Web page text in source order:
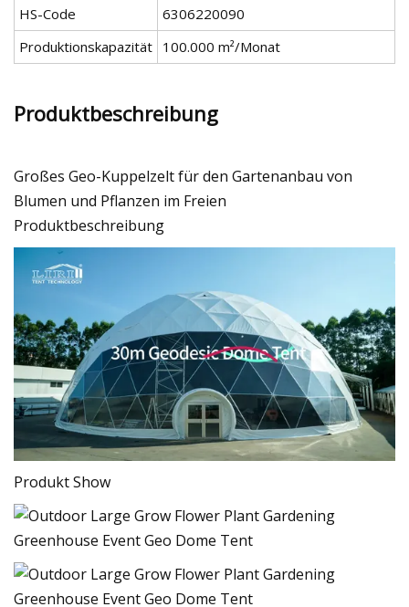
HS-Code
6306220090
Produktionskapazität 100.000 m²/Monat
Produktbeschreibung
Großes Geo-Kuppelzelt für den Gartenanbau von
Blumen und Pflanzen im Freien
Produktbeschreibung
Produkt Show